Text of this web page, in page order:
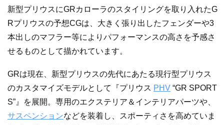
新型プリウスにGRカローラのスタイリングを取り入れたG
Rプリウスの予想CGは、大きく張り出したフェンダーや3
本出しのマフラー等によりパフォーマンスの高さを予感さ
せるものとして描かれています。
GRは現在、新型プリウスの先代にあたる現行型プリウス
のカスタマイズモデルとして『プリウス PHV “GR SPORT
S”』を展開。専用のエクステリア＆インテリアパーツや、
サスペンションなどを装着し、スポーティさを高めていま